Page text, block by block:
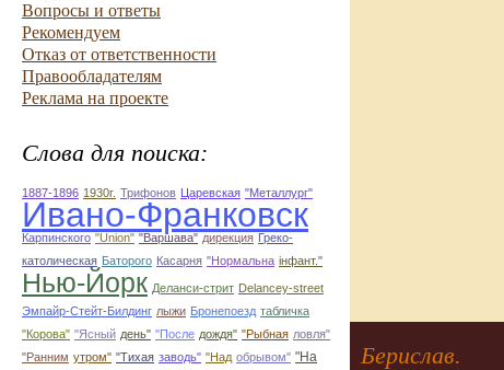
Вопросы и ответы
Рекомендуем
Отказ от ответственности
Правообладателям
Реклама на проекте
Слова для поиска:
1887-1896 1930г. Трифонов Царевская "Металлург"
Ивано-Франковск
Карпинского "Union" "Варшава" дирекция Греко-
католическая Баторого Касарня "Нормальна інфант."
Нью-Йорк Деланси-стрит Delancey-street
Эмпайр-Стейт-Билдинг лыжи Бронепоезд табличка
"Корова" "Ясный день" "После дождя" "Рыбная ловля"
"Ранним утром" "Тихая заводь" "Над обрывом" "На Берислав.